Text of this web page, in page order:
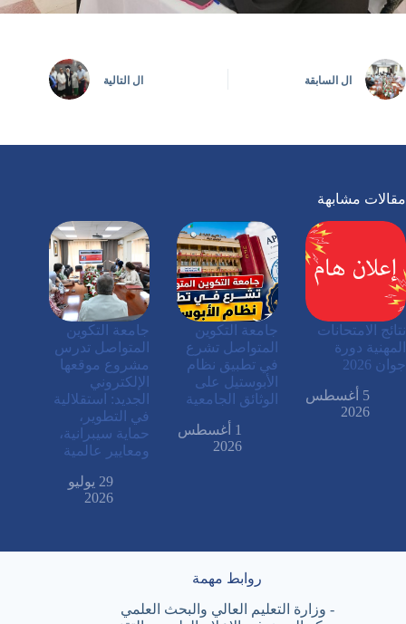
ال السابقة ال التالية
مقالات مشابهة
نتائج الامتحانات
المهنية دورة
جوان 2026
5 أغسطس
2026
جامعة التكوين
المتواصل تشرع
في تطبيق نظام
الأبوستيل على
الوثائق الجامعية
1 أغسطس
2026
جامعة التكوين
المتواصل تدرس
مشروع موقعها
الإلكتروني
الجديد: استقلالية
في التطوير،
حماية سيبرانية،
ومعايير عالمية
29 يوليو
2026
روابط مهمة
- وزارة التعليم العالي والبحث العلمي